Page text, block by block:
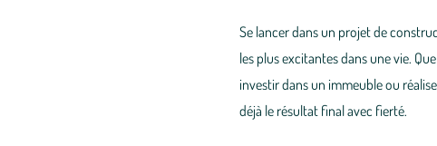
Se lancer dans un projet de
les plus excitantes dans une vie.
investir dans un immeuble ou
déjà le résultat final avec fierté.